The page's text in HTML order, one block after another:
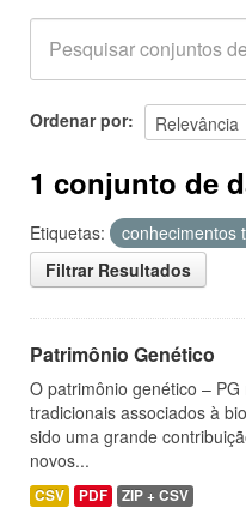
Ordenar por
1 conjunto de
Etiquetas:
conhecimentos
Filtrar Resultados
Patrimônio Genético
O patrimônio genético –
tradicionais associados à
sido uma grande
novos...
CSV PDF ZIP + CSV